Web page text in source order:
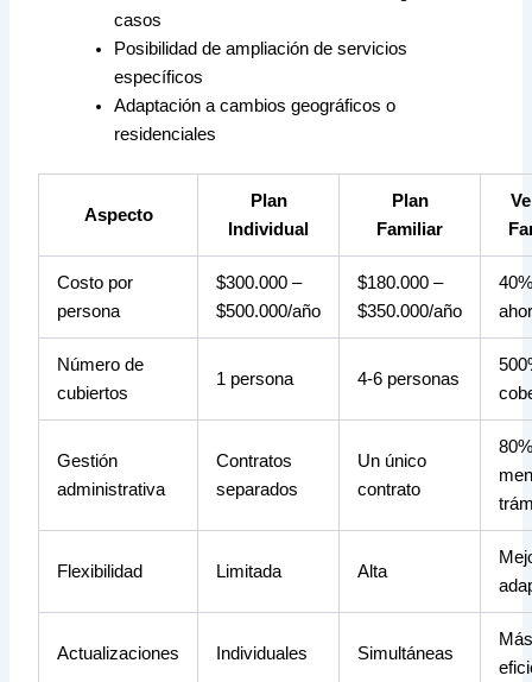
casos
Posibilidad de ampliación de servicios
específicos
Adaptación a cambios geográficos o
residenciales
Aspecto
Plan
Individual
Plan
Familiar
Costo por
persona
$300.000 –
$500.000/año
$180.000 –
$350.000/año
Número de
cubiertos
1 persona 4-6 personas
Gestión
administrativa
Contratos
separados
Un único
contrato
Flexibilidad Limitada Alta
Actualizaciones Individuales Simultáneas